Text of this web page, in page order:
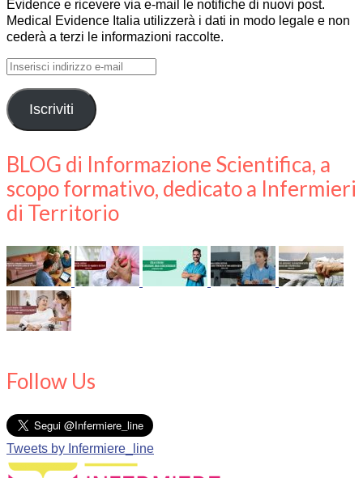
Evidence e ricevere via e-mail le notifiche di nuovi post.
Medical Evidence Italia utilizzerà i dati in modo legale e non
cederà a terzi le informazioni raccolte.
Inserisci
e-
mail Iscriviti
BLOG di Informazione Scientifica, a
scopo formativo, dedicato a Infermieri
di Territorio
Follow Us
Tweets by Infermiere_line